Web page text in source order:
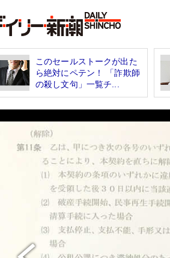
このセールストークが出た
ら絶対にペテン！ 「詐欺師
の殺し文句」一覧チ...